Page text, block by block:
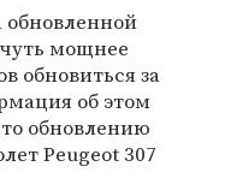
обновленной
мощнее
обновиться за
об этом
обновлению
Peugeot 307